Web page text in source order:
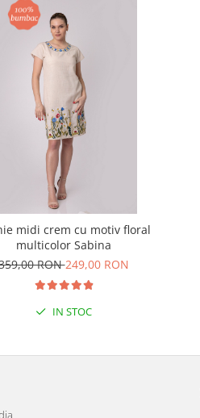
midi crem cu motiv floral
multicolor Sabina
RON249,00 RON
IN STOC